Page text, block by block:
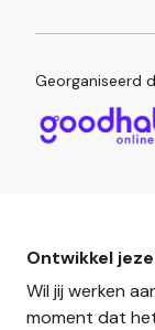
Ontwikkel
Wil jij werken
moment dat
Georganiseerd